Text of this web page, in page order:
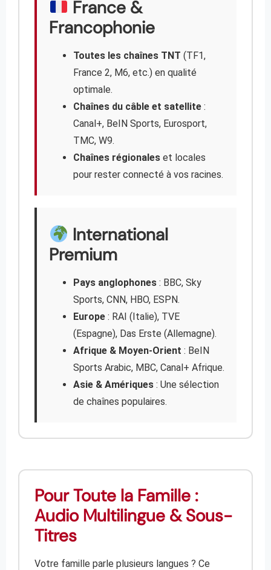
France &
Francophonie
Toutes les chaînes TNT (TF1,
France 2, M6, etc.) en qualité
optimale.
Chaînes du câble et satellite :
Canal+, BeIN Sports, Eurosport,
TMC, W9.
Chaînes régionales et locales
pour rester connecté à vos racines.
International
Premium
Pays anglophones : BBC, Sky
Sports, CNN, HBO, ESPN.
Europe : RAI (Italie), TVE
(Espagne), Das Erste (Allemagne).
Afrique & Moyen-Orient : BeIN
Sports Arabic, MBC, Canal+ Afrique.
Asie & Amériques : Une sélection
de chaînes populaires.
Pour Toute la Famille :
Audio Multilingue & Sous-
Titres
Votre famille parle plusieurs langues ? Ce